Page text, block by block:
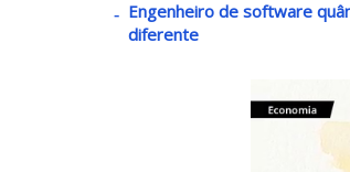
Engenheiro de software
diferente